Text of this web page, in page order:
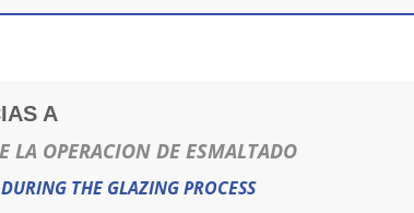
A
LA OPERACION DE ESMALTADO
THE GLAZING PROCESS